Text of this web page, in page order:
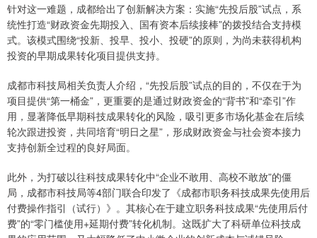
针对这一难题，成都给出了创新解决方案：实施“先投后股”试点，系
统性打造“财政资金先期投入、国有资本后续接棒”的拨投结合支持模
式。该模式围绕“投新、投早、投小、投硬”的原则，为尚未获得机构
投资的早期成果转化项目提供支持。
成都市科技局相关负责人介绍，“先投后股”试点的目的，不仅在于为
项目提供“第一桶金”，更重要的是通过财政资金的“背书”和“牵引”作
用，显著降低早期科技成果转化的风险，吸引更多市场化基金在后续
轮次跟进投资，共同培育“明日之星”，形成财政资金与社会资本接力
支持创新全过程的良好局面。
此外，为打破以往科技成果转化中“企业不敢用、高校不敢放”的僵
局，成都市科技局等4部门联合印发了《成都市职务科技成果先使用后
付费操作指引（试行）》。其核心在于建立职务科技成果“先使用后付
费”的“零门槛使用+延期付费”转化机制。这既扩大了科研单位科技成